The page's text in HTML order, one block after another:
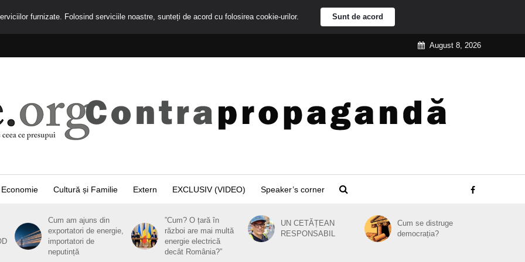
August 8, 2026
Economie Cultură și Familie Extern EXCLUSIV (VIDEO) Speaker’s corner
Cum am ajuns din
exportatori de energie,
importatori de
neputință
”Cum? O țară în
război are mai multă
energie electrică
decât România?”
UN CETĂȚEAN
RESPONSABIL
Cum se distruge
democrația?
furnizate. Folosind serviciile noastre, sunteți de acord cu folosirea cookie-urilor. Sunt de acord